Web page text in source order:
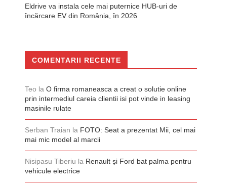
Eldrive va instala cele mai puternice HUB-uri de
încărcare EV din România, în 2026
COMENTARII RECENTE
Teo la O firma romaneasca a creat o solutie online
prin intermediul careia clientii isi pot vinde in leasing
masinile rulate
Serban Traian la FOTO: Seat a prezentat Mii, cel mai
mai mic model al marcii
Nisipasu Tiberiu la Renault și Ford bat palma pentru
vehicule electrice